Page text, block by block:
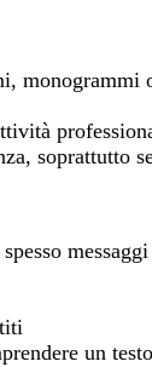
monogrammi
soprattutto
un